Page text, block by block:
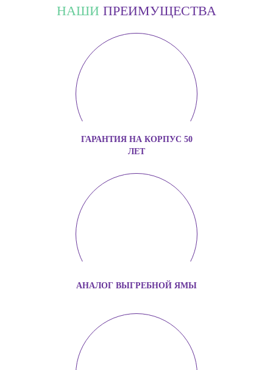
НАШИ ПРЕИМУЩЕСТВА
ГАРАНТИЯ НА КОРПУС 50
ЛЕТ
АНАЛОГ ВЫГРЕБНОЙ ЯМЫ